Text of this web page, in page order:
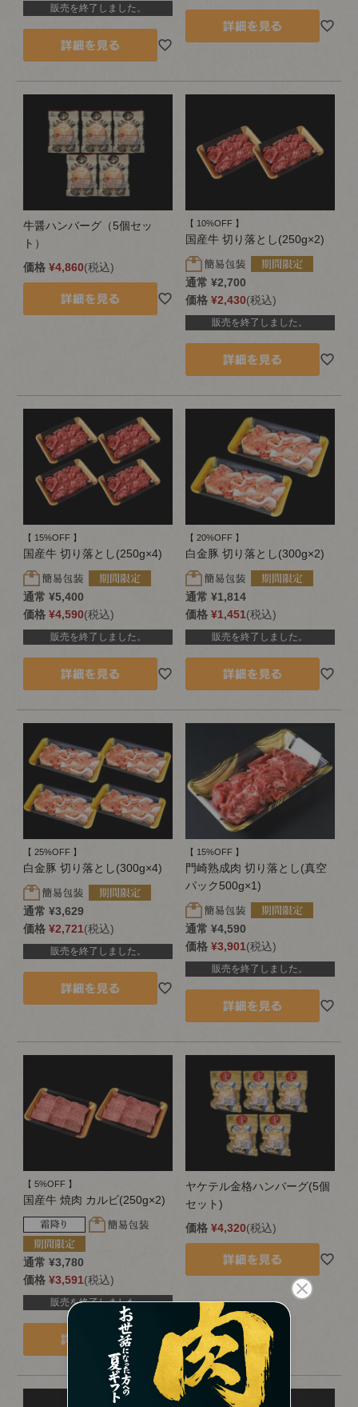
販売を終了しました。
牛醤ハンバーグ（5個セッ
ト）
価格 ¥4,860 税込
【 10%OFF 】
国産牛 切り落とし(250g×2)
通常 ¥2,700
価格 ¥2,430 税込
販売を終了しました。
【 15%OFF 】
国産牛 切り落とし(250g×4)
通常 ¥5,400
価格 ¥4,590 税込
販売を終了しました。
【 20%OFF 】
白金豚 切り落とし(300g×2)
通常 ¥1,814
価格 ¥1,451 税込
販売を終了しました。
【 25%OFF 】
白金豚 切り落とし(300g×4)
通常 ¥3,629
価格 ¥2,721 税込
販売を終了しました。
【 15%OFF 】
門崎熟成肉 切り落とし(真空
パック500g×1)
通常 ¥4,590
価格 ¥3,901 税込
販売を終了しました。
【 5%OFF 】
国産牛 焼肉 カルビ(250g×2)
通常 ¥3,780
価格 ¥3,591 税込
販売を終了しました。
ヤケテル金格ハンバーグ(5個
セット)
価格 ¥4,320 税込